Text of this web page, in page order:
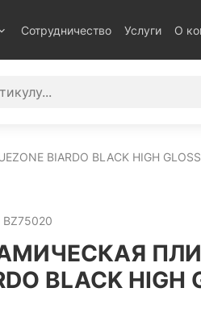
Сотрудничество Услуги О
BIARDO BLACK HIGH
BZ75020
BLACK HIGH